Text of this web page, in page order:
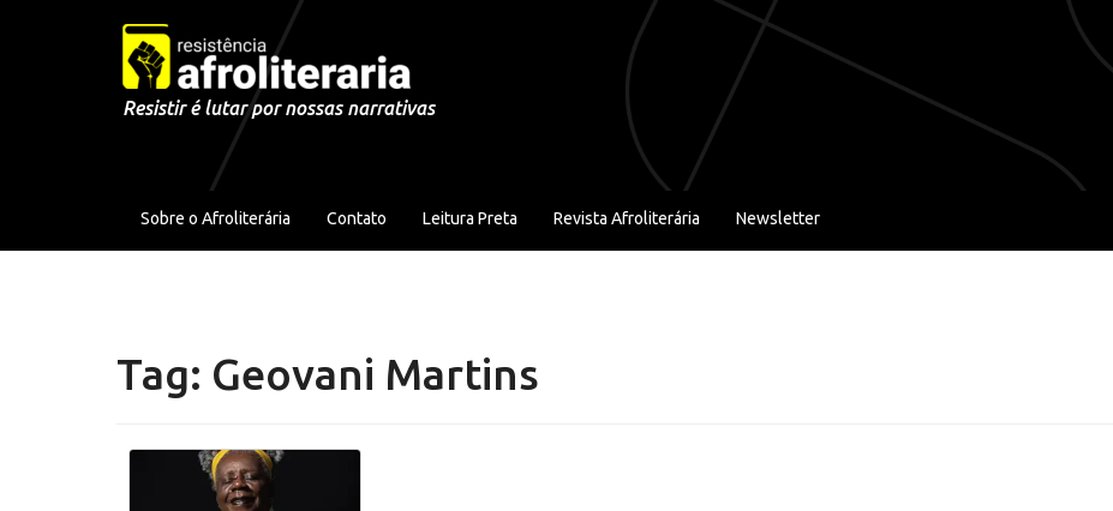
Pular para o conteúdo
Resistir é lutar por nossas narrativas
Sobre o Afroliterária Contato Leitura Preta Revista Afroliterária Newsletter
Tag: Geovani Martins